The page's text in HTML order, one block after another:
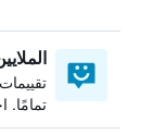
تمامًا.